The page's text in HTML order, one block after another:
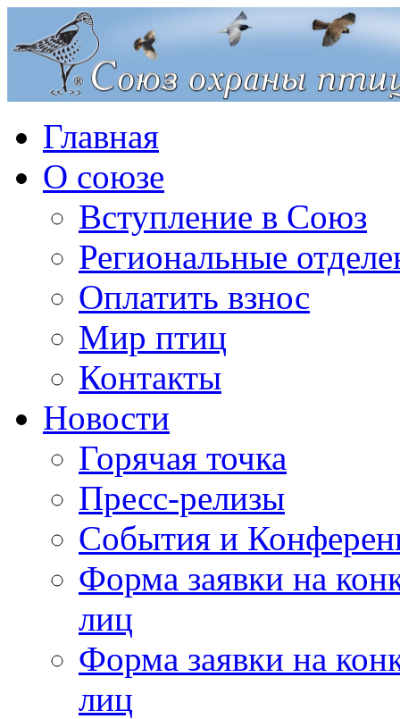
Главная
О союзе
Вступление в Союз
Региональные
Оплатить взнос
Мир птиц
Контакты
Новости
Горячая точка
Пресс-релизы
События и
Форма заявки на
лиц
Форма заявки на
лиц